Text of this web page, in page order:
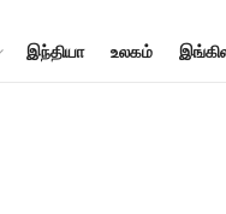
இந்தியா உலகம்